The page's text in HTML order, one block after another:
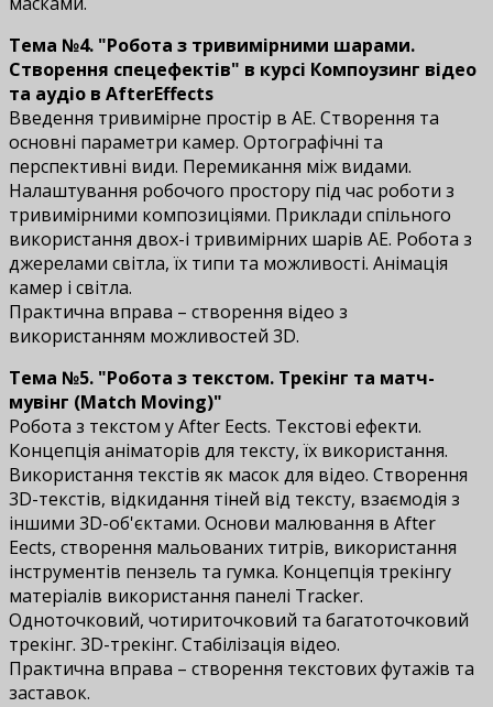
Тема №4. "Робота з тривимірними шарами.
Створення спецефектів" в курсі Компоузинг відео
та аудіо в AfterEffects
Введення тривимірне простір в AЕ. Створення та
основні параметри камер. Ортографічні та
перспективні види. Перемикання між видами.
Налаштування робочого простору під час роботи з
тривимірними композиціями. Приклади спільного
використання двох-і тривимірних шарів AЕ. Робота з
джерелами світла, їх типи та можливості. Анімація
камер і світла.
Практична вправа – створення відео з
використанням можливостей 3D.
Тема №5. "Робота з текстом. Трекінг та матч-
мувінг (Match Moving)"
Робота з текстом у After Effects. Текстові ефекти.
Концепція аніматорів для тексту, їх використання.
Використання текстів як масок для відео. Створення
3D-текстів, відкидання тіней від тексту, взаємодія з
іншими 3D-об'єктами. Основи малювання в After
Effects, створення мальованих титрів, використання
інструментів пензель та гумка. Концепція трекінгу
матеріалів використання панелі Tracker.
Одноточковий, чотириточковий та багатоточковий
трекінг. 3D-трекінг. Стабілізація відео.
Практична вправа – створення текстових футажів та
заставок.